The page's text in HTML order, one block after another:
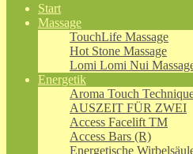
Start
Massage
TouchLife Massage
Hot Stone Massage
Lomi Lomi Nui
Energetik
Aroma Touch
AUSZEIT FÜR ZWEI
Access Facelift TM
Access Bars (R)
Energetische